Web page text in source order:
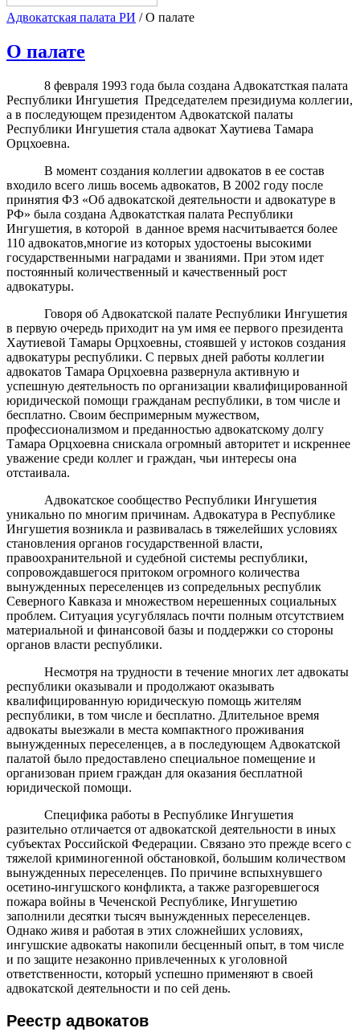
Адвокатская палата РИ /О палате
О палате
8 февраля 1993 года была создана Адвокатсткая палата
Республики Ингушетия Председателем президиума коллегии,
а в последующем президентом Адвокатской палаты
Республики Ингушетия стала адвокат Хаутиева Тамара
Орцхоевна.
В момент создания коллегии адвокатов в ее состав
входило всего лишь восемь адвокатов, В 2002 году после
принятия ФЗ «Об адвокатской деятельности и адвокатуре в
РФ» была создана Адвокатсткая палата Республики
Ингушетия, в которой в данное время насчитывается более
110 адвокатов,многие из которых удостоены высокими
государственными наградами и званиями. При этом идет
постоянный количественный и качественный рост
адвокатуры.
Говоря об Адвокатской палате Республики Ингушетия
в первую очередь приходит на ум имя ее первого президента
Хаутиевой Тамары Орцхоевны, стоявшей у истоков создания
адвокатуры республики. С первых дней работы коллегии
адвокатов Тамара Орцхоевна развернула активную и
успешную деятельность по организации квалифицированной
юридической помощи гражданам республики, в том числе и
бесплатно. Своим беспримерным мужеством,
профессионализмом и преданностью адвокатскому долгу
Тамара Орцхоевна снискала огромный авторитет и искреннее
уважение среди коллег и граждан, чьи интересы она
отстаивала.
Адвокатское сообщество Республики Ингушетия
уникально по многим причинам. Адвокатура в Республике
Ингушетия возникла и развивалась в тяжелейших условиях
становления органов государственной власти,
правоохранительной и судебной системы республики,
сопровождавшегося притоком огромного количества
вынужденных переселенцев из сопредельных республик
Северного Кавказа и множеством нерешенных социальных
проблем. Ситуация усугублялась почти полным отсутствием
материальной и финансовой базы и поддержки со стороны
органов власти республики.
Несмотря на трудности в течение многих лет адвокаты
республики оказывали и продолжают оказывать
квалифицированную юридическую помощь жителям
республики, в том числе и бесплатно. Длительное время
адвокаты выезжали в места компактного проживания
вынужденных переселенцев, а в последующем Адвокатской
палатой было предоставлено специальное помещение и
организован прием граждан для оказания бесплатной
юридической помощи.
Специфика работы в Республике Ингушетия
разительно отличается от адвокатской деятельности в иных
субъектах Российской Федерации. Связано это прежде всего с
тяжелой криминогенной обстановкой, большим количеством
вынужденных переселенцев. По причине вспыхнувшего
осетино-ингушского конфликта, а также разгоревшегося
пожара войны в Чеченской Республике, Ингушетию
заполнили десятки тысяч вынужденных переселенцев.
Однако живя и работая в этих сложнейших условиях,
ингушские адвокаты накопили бесценный опыт, в том числе
и по защите незаконно привлеченных к уголовной
ответственности, который успешно применяют в своей
адвокатской деятельности и по сей день.
Реестр адвокатов